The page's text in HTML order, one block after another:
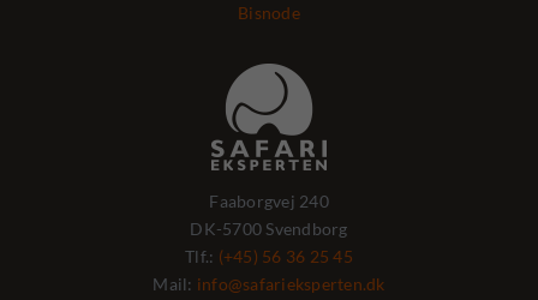
Bisnode
Faaborgvej 240
DK-5700 Svendborg
Tlf.: (+45) 56 36 25 45
Mail: info@safarieksperten.dk